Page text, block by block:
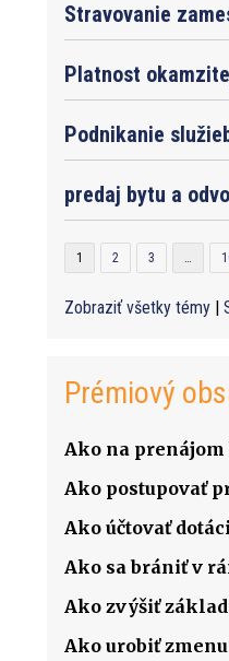
Stravovanie
Platnost
Podnikanie
predaj bytu a
1 2 3 …
Zobraziť všetky témy |
Prémiový
Ako na prenájom
Ako postupovať
Ako účtovať
Ako sa brániť v
Ako zvýšiť
Ako urobiť zmenu